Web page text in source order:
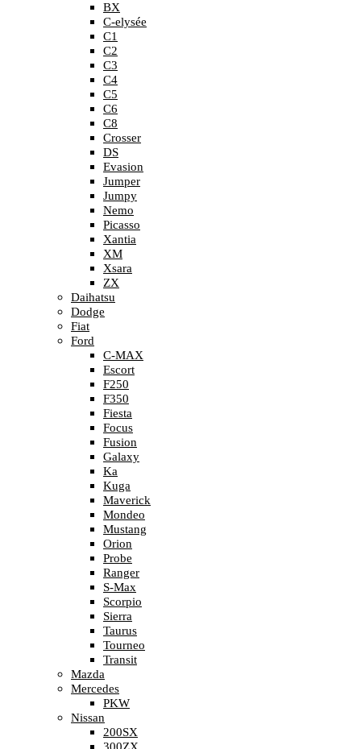
BX
C-elysée
C1
C2
C3
C4
C5
C6
C8
Crosser
DS
Evasion
Jumper
Jumpy
Nemo
Picasso
Xantia
XM
Xsara
ZX
Daihatsu
Dodge
Fiat
Ford
C-MAX
Escort
F250
F350
Fiesta
Focus
Fusion
Galaxy
Ka
Kuga
Maverick
Mondeo
Mustang
Orion
Probe
Ranger
S-Max
Scorpio
Sierra
Taurus
Tourneo
Transit
Mazda
Mercedes
PKW
Nissan
200SX